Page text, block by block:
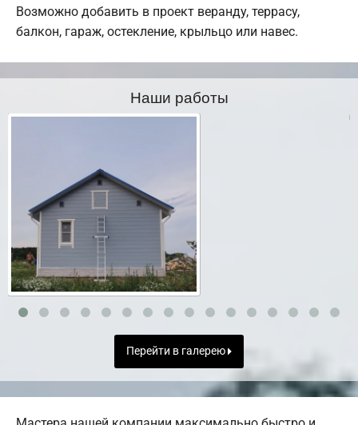
Возможно добавить в проект веранду, террасу,
балкон, гараж, остекление, крыльцо или навес.
Наши работы
Перейти в галерею